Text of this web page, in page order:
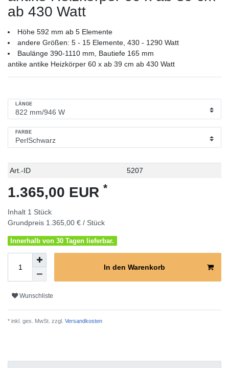
ab 430 Watt
Höhe 592 mm ab 5 Elemente
andere Größen: 5 - 15 Elemente, 430 - 1290 Watt
Baulänge 390-1110 mm, Bautiefe 165 mm
antike antike Heizkörper 60 x ab 39 cm ab 430 Watt
LÄNGE
FARBE
Technisches
Wert
Art.-ID 5207
1.365,00 EUR *
Inhalt 1 Stück
Grundpreis 1.365,00 € / Stück
Innerhalb von 30 Tagen lieferbar.
In den Warenkorb
Wunschliste
* inkl. ges. MwSt. zzgl. Versandkosten